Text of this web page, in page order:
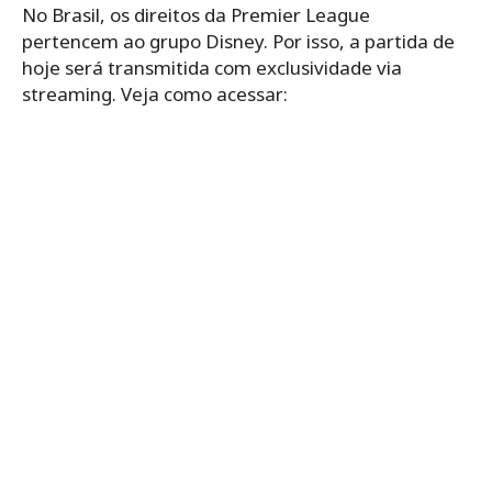
No Brasil, os direitos da Premier League
pertencem ao grupo Disney. Por isso, a partida de
hoje será transmitida com exclusividade via
streaming. Veja como acessar: